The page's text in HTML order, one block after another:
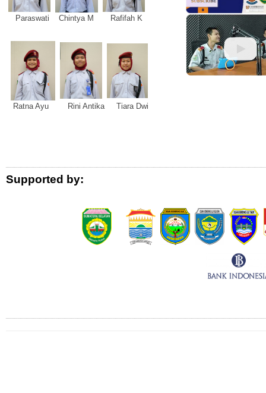
Paraswati Chintya M Rafifah K
Ratna Ayu Rini Antika Tiara Dwi
Supported by: